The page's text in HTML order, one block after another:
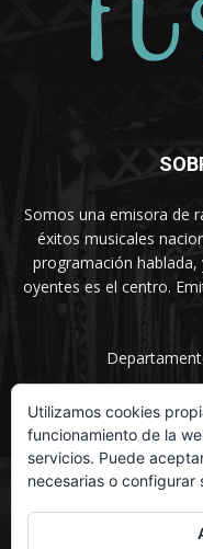
Somos una emisora de
éxitos musicales
programación
oyentes es el centro.
Utilizamos cookies
funcionamiento de la
servicios. Puede
necesarias o configurar